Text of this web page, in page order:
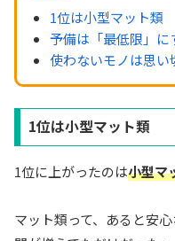
1位は小型マット類
予備は「最低限」に
使わないモノは思い
1位は小型マット類
1位に上がったのは小型マ
マット類って、あると安